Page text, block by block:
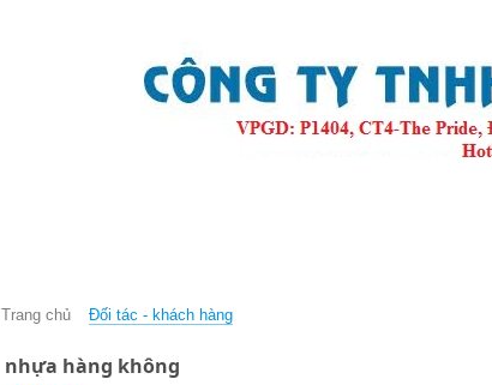
Trang chủ Đối tác - khách hàng
nhựa hàng không